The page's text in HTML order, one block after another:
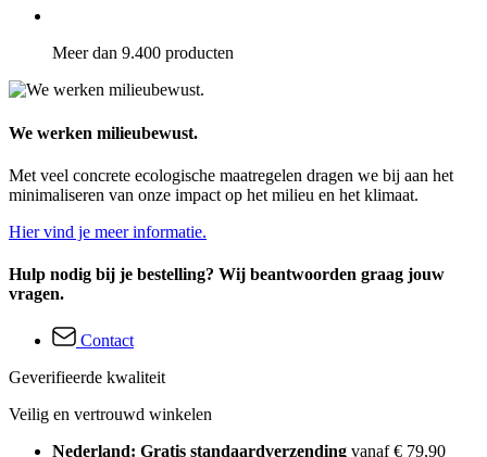
Meer dan 9.400 producten
We werken milieubewust.
Met veel concrete ecologische maatregelen dragen we bij aan het
minimaliseren van onze impact op het milieu en het klimaat.
Hier vind je meer informatie.
Hulp nodig bij je bestelling? Wij beantwoorden graag jouw
vragen.
Contact
Geverifieerde kwaliteit
Veilig en vertrouwd winkelen
Nederland: Gratis standaardverzending vanaf € 79,90